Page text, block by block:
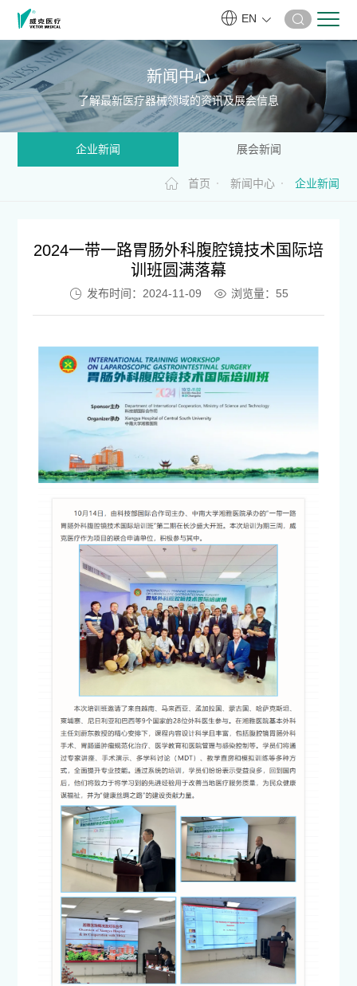
EN
新闻中心
了解最新医疗器械领域的资讯及展会信息
企业新闻 展会新闻
首页 新闻中心 企业新闻
2024一带一路胃肠外科腹腔镜技术国际培
训班圆满落幕
发布时间：2024-11-09 浏览量： 55